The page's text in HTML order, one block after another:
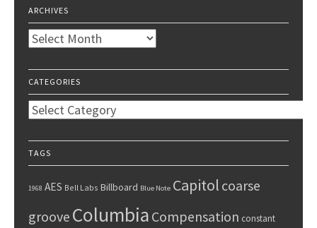
ARCHIVES
Archives
CATEGORIES
Categories
TAGS
1968 AES Bell Labs Billboard Blue Note Capitol coarse
groove Columbia Compensation constant